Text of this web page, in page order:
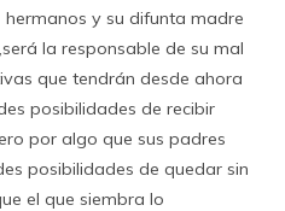
y su difunta madre
la responsable de su mal
que tendrán desde ahora
posibilidades de recibir
por algo que sus padres
posibilidades de quedar sin
el que siembra lo